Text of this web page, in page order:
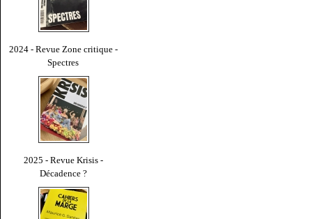
2024 - Revue Zone critique -
Spectres
2025 - Revue Krisis -
Décadence ?